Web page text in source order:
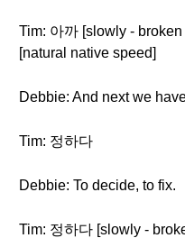
Tim: 아까 [slowly -
[natural native speed]
Debbie: And next we
Tim: 정하다
Debbie: To decide, to fix.
Tim: 정하다 [slowly -